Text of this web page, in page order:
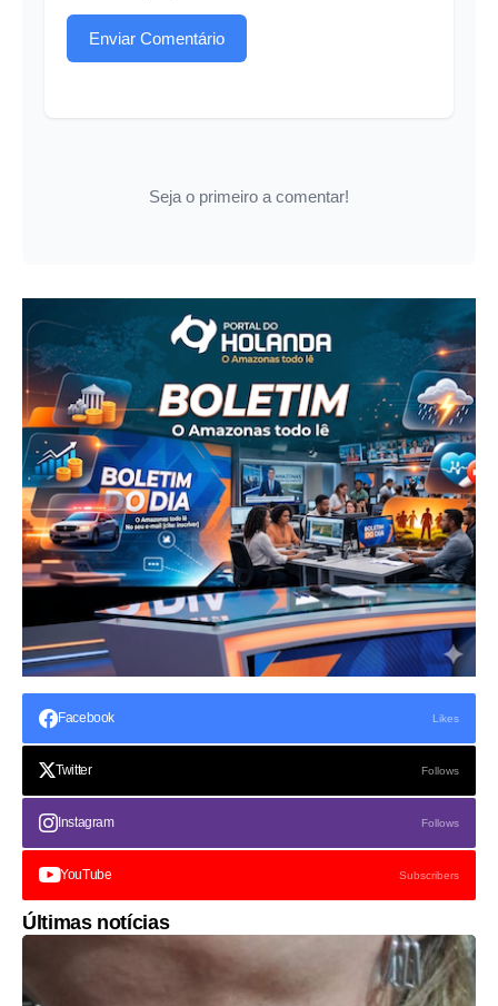
Enviar Comentário
Seja o primeiro a comentar!
Facebook Likes
Twitter Follows
Instagram Follows
YouTube Subscribers
Últimas notícias